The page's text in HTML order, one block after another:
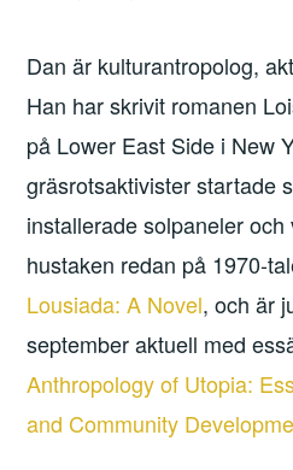
Dan är kulturantropolog,
Han har skrivit romanen
på Lower East Side i New
gräsrotsaktivister startade
installerade solpaneler
hustaken redan på 1970-
Lousiada: A Novel, och är
september aktuell med
Anthropology of Utopia:
and Community